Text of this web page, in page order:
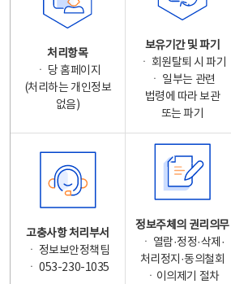
처리항목
ㆍ 당 홈페이지
(처리하는 개인정보
없음)
보유기간 및 파기
ㆍ 회원탈퇴 시 파기
ㆍ 일부는 관련
법령에 따라 보관
또는 파기
고충사항 처리부서
ㆍ 정보보안정책팀
ㆍ 053-230-1035
정보주체의 권리의무
ㆍ 열람·정정·삭제·
처리정지·동의철회
ㆍ이의제기 절차